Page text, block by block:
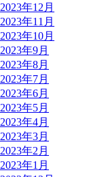
2023年12月
2023年11月
2023年10月
2023年9月
2023年8月
2023年7月
2023年6月
2023年5月
2023年4月
2023年3月
2023年2月
2023年1月